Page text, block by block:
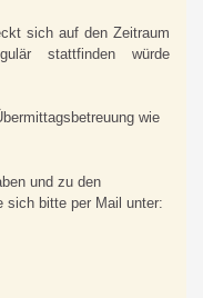
sich auf den Zeitraum
stattfinden würde
wie
und zu den
sich bitte per Mail unter: